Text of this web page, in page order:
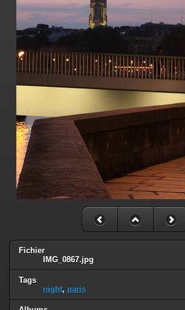
Fichier
IMG_0867.jpg
Tags
night, paris